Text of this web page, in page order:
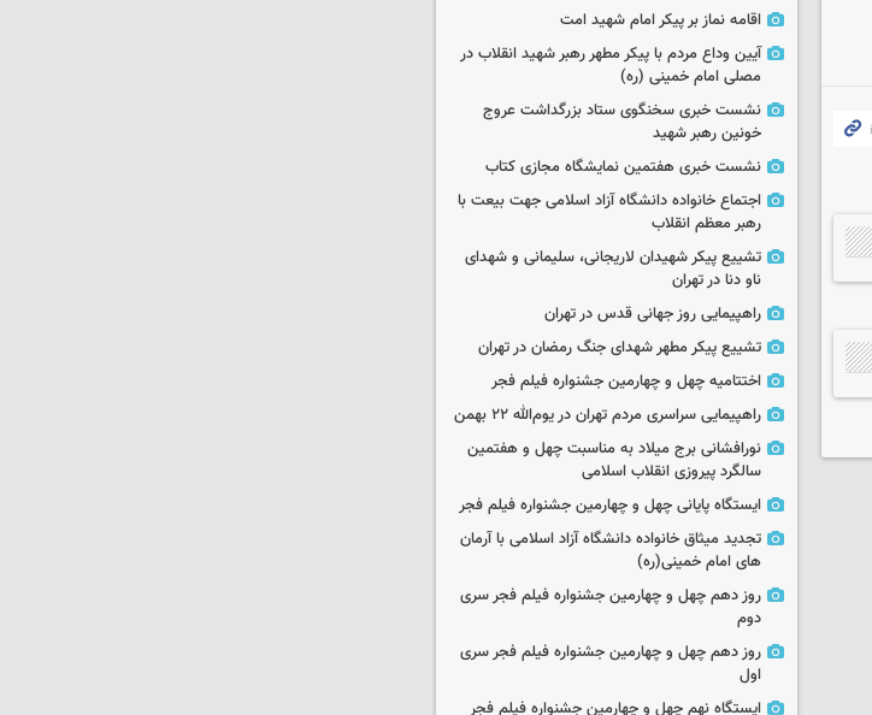
اقامه نماز بر پیکر امام شهید امت
آیین وداع مردم با پیکر مطهر رهبر شهید انقلاب در
مصلی امام خمینی (ره)
نشست خبری سخنگوی ستاد بزرگداشت عروج
خونین رهبر شهید
نشست خبری هفتمین نمایشگاه مجازی کتاب
اجتماع خانواده دانشگاه آزاد اسلامی جهت بیعت با
رهبر معظم انقلاب
تشییع پیکر شهیدان لاریجانی، سلیمانی و شهدای
ناو دنا در تهران
راهپیمایی روز جهانی قدس در تهران
تشییع پیکر مطهر شهدای جنگ رمضان در تهران
اختتامیه چهل و چهارمین جشنواره فیلم فجر
راهپیمایی سراسری مردم تهران در یوم‌الله ۲۲ بهمن
نورافشانی برج میلاد به مناسبت چهل‌ و هفتمین
سالگرد پیروزی انقلاب اسلامی
ایستگاه پایانی چهل و چهارمین جشنواره فیلم فجر
تجدید میثاق خانواده دانشگاه آزاد اسلامی با آرمان
های امام خمینی(ره)
روز دهم چهل و چهارمین جشنواره فیلم فجر سری
دوم
روز دهم چهل و چهارمین جشنواره فیلم فجر سری
اول
ایستگاه نهم چهل و چهارمین جشنواره فیلم فجر